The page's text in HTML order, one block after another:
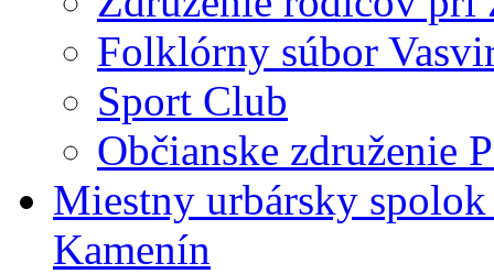
Folklórny súbor
Sport Club
Občianske združenie
Miestny urbársky
Kamenín